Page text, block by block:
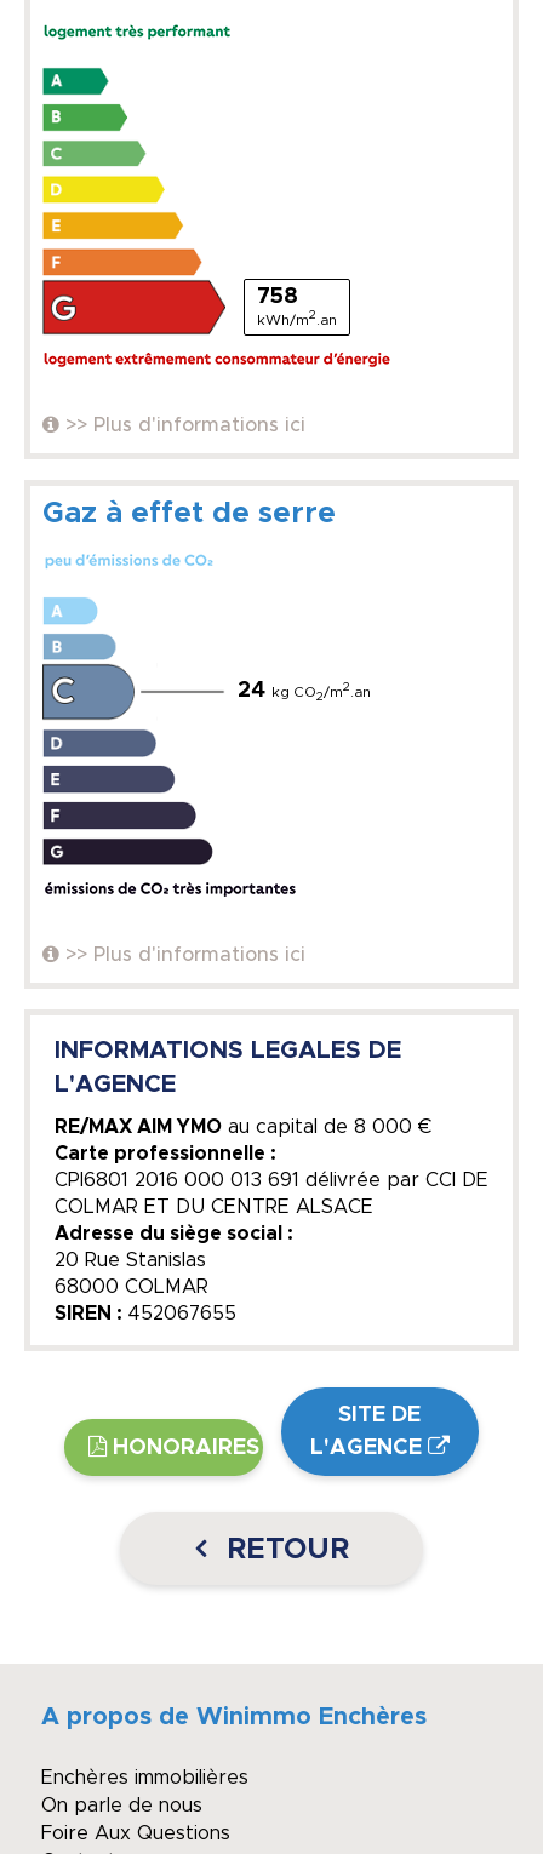
758
kWh/m2 .an
>> Plus d'informations ici
Gaz à effet de serre
24 kg CO2/m2 .an
>> Plus d'informations ici
INFORMATIONS LEGALES DE
L'AGENCE
RE/MAX AIM YMO au capital de 8 000 €
Carte professionnelle :
CPI6801 2016 000 013 691 délivrée par CCI DE
COLMAR ET DU CENTRE ALSACE
Adresse du siège social :
20 Rue Stanislas
68000 COLMAR
SIREN : 452067655
HONORAIRES
SITE DE
L'AGENCE
RETOUR
A propos de Winimmo Enchères
Enchères immobilières
On parle de nous
Foire Aux Questions